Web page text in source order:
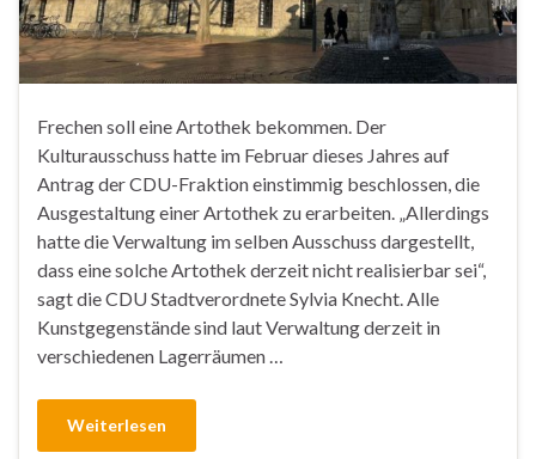
Frechen soll eine Artothek bekommen. Der
Kulturausschuss hatte im Februar dieses Jahres auf
Antrag der CDU-Fraktion einstimmig beschlossen, die
Ausgestaltung einer Artothek zu erarbeiten. „Allerdings
hatte die Verwaltung im selben Ausschuss dargestellt,
dass eine solche Artothek derzeit nicht realisierbar sei“,
sagt die CDU Stadtverordnete Sylvia Knecht. Alle
Kunstgegenstände sind laut Verwaltung derzeit in
verschiedenen Lagerräumen …
Weiterlesen